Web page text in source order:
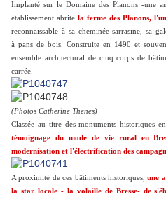
Implanté sur le Domaine des Planons -une
établissement abrite la ferme des Planons,
reconnaissable à sa cheminée sarrasine, sa
à pans de bois. Construite en 1490 et
ensemble architectural de cinq corps de
carrée.
(Photos Catherine Thenes)
Classée au titre des monuments historiques
témoignage du mode de vie rural en
modernisation et l'électrification des
A proximité de ces bâtiments historiques,une
la star locale - la volaille de Bresse- de